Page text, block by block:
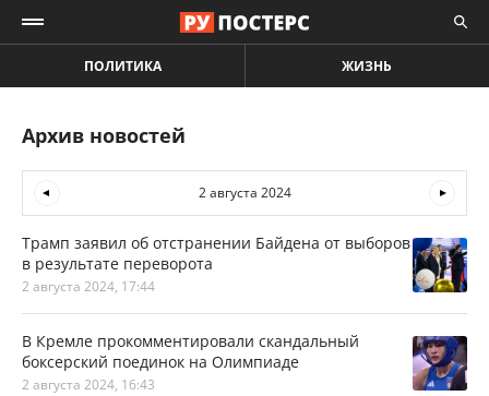
ПОЛИТИКА ЖИЗНЬ
Архив новостей
2 августа 2024
Трамп заявил об отстранении Байдена от выборов
в результате переворота
2 августа 2024, 17:44
В Кремле прокомментировали скандальный
боксерский поединок на Олимпиаде
2 августа 2024, 16:43